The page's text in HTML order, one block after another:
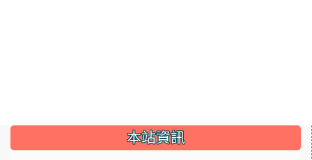
::: 本站資訊